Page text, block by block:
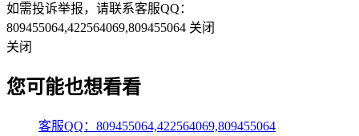
如需投诉举报，请联系客服QQ：
809455064,422564069,809455064 关闭
关闭
您可能也想看看
客服QQ：809455064,422564069,809455064